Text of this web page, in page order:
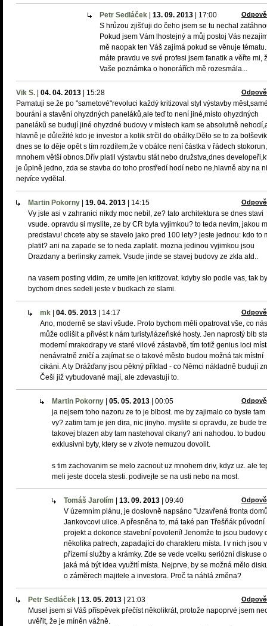
Petr Sedláček 13. 09. 2013 17:00
S hrůzou zjišťuji do čeho jsem se tu nechal
Pokud jsem Vám lhostejný a můj postoj Vás
mě naopak ten Váš zajímá pokud se věnuje
máte pravdu ve své profesi jsem fanatik a věřte mi,
Vaše poznámka o honorářích mě rozesmála...
Vik S. 04. 04. 2013 15:28
Pamatuji se.že po "sametové"revoluci každý kritizoval styl výstavby
bourání a stavění ohyzdných paneláků,ale teď to není jiné,místo ohyzdných
paneláků se budují jiné ohyzdné budovy v místech kam se absolutně
hlavně je důležité kdo je investor a kolik strčil do obálky.Dělo se to za
dnes se to děje opět s tím rozdílem,že v obálce není částka v řádech
mnohem větší obnos.Dřív platil výstavbu stát nebo družstva,dnes
je ůplně jedno, zda se stavba do toho prostředí hodí nebo ne,hlavně aby na
nejvíce vydělal.
Martin Pokorny 19. 04. 2013 14:15
Vy jste asi v zahranici nikdy moc nebil, ze? tato architektura se dnes stavi
vsude. opravdu si myslite, ze by CR byla vyjimkou? to teda nevim, jakou
predstavu! chcete aby se stavelo jako pred 100 lety? jeste jednou: kdo to
platit? ani na zapade se to neda zaplatit. mozna jedinou vyjimkou jsou
Drazdany a berlinsky zamek. Vsude jinde se stavej budovy ze zkla atd..
na vasem posting vidim, ze umite jen kritizovat. kdyby slo podle vas, tak by
bychom dnes sedeli jeste v budkach ze slami.
mk 04. 05. 2013 14:17
Ano, moderně se staví všude. Proto bychom měli opatrovat vše, co nás
může odlišit a přivést k nám turisty/lázeňské hosty. Jen naprostý blb
moderní mrakodrapy ve staré vilové zástavbě, tím totiž genius loci
nenávratně zničí a zajímat se o takové město budou možná tak místní
cikáni. A ty Drážďany jsou pěkný příklad - co Němci nákladně budují
Češi již vybudované mají, ale zdevastují to.
Martin Pokorny 05. 05. 2013 00:05
ja nejsem toho nazoru ze to je blbost. me by zajimalo co byste tam
vy? zatim tam je jen dira, nic jinyho. myslite si opravdu, ze bude
takovej blazen aby tam nastehoval cikany? ani nahodou. to budou
exklusivni byty, ktery se v zivote nemuzou dovolit.
s tim zachovanim se melo zacnout uz mnohem driv, kdyz uz. ale
meli jeste docela stesti. podivejte se na usti nebo na most.
Tomáš Jarolím 13. 09. 2013 09:40
V územním plánu, je doslovně napsáno "Uzavřená fronta
Jankovcovi ulice. A přesněna to, má také pan Třešňák původní
projekt a dokonce stavební povolení! Jenomže to jsou budovy
několika patrech, zapadající do charakteru místa. I v nich jsou v
přízemí služby a krámky. Zde se vede vcelku seriózní diskuse
jaká má být idea využití místa. Nejprve, by se možná mělo
o záměrech majitele a investora. Proč ta náhlá změna?
Petr Sedláček 13. 05. 2013 21:03
Musel jsem si Váš příspěvek přečíst několikrát, protože napoprvé jsem
uvěřit, že je míněn vážně.